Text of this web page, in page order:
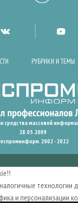
РУБРИКИ И ТЕМЫ
средства массовой
28.05.2009
2002 - 2022
технологии
и персонализации